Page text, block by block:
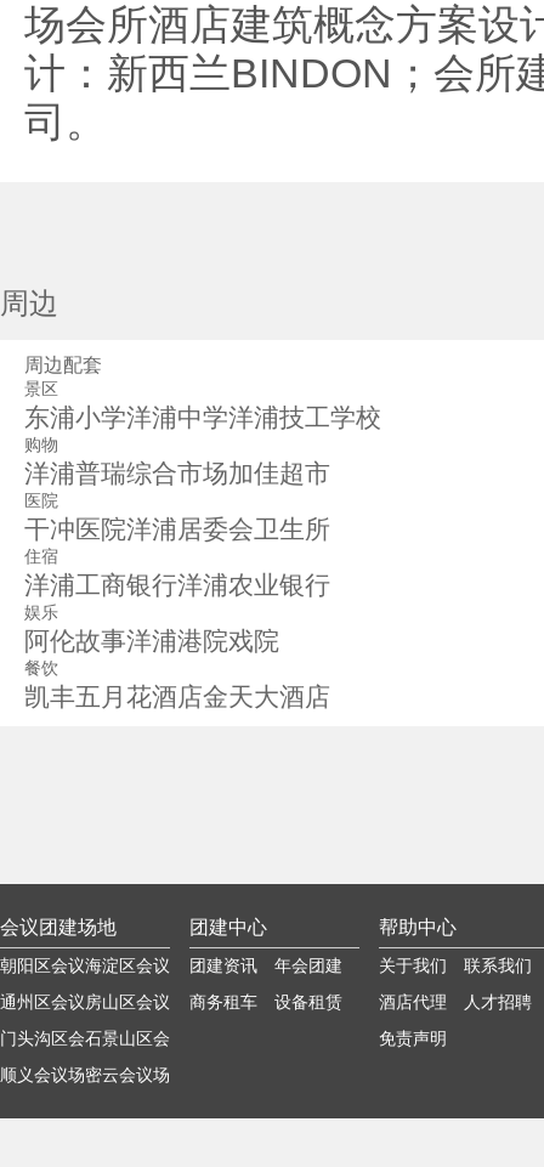
场会所酒店建筑概念方案设
计：新西兰BINDON；会所
司。
周边
周边配套
景区
东浦小学洋浦中学洋浦技工学校
购物
洋浦普瑞综合市场加佳超市
医院
干冲医院洋浦居委会卫生所
住宿
洋浦工商银行洋浦农业银行
娱乐
阿伦故事洋浦港院戏院
餐饮
凯丰五月花酒店金天大酒店
会议团建场地
朝阳区会议
场地
海淀区会议
场地
通州区会议
场地
房山区会议
场地
门头沟区会
议场地
石景山区会
议场地
顺义会议场密云会议场
团建中心
团建资讯
年会团建
商务租车
设备租赁
帮助中心
关于我们
联系我们
酒店代理
人才招聘
免责声明